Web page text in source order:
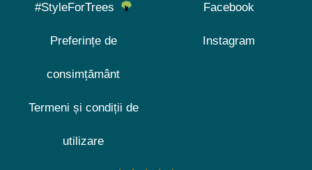
#StyleForTrees
Preferințe de
consimțământ
Termeni și condiții de
utilizare
Facebook
Instagram